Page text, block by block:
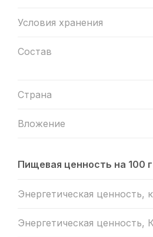
Условия хранения
Состав
Страна
Вложение
Пищевая ценность на 100 г
Энергетическая ценность,
Энергетическая ценность,